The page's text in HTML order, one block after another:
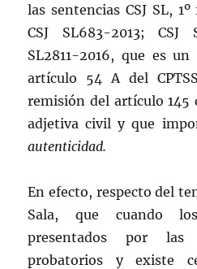
las sentencias CSJ SL,
CSJ SL683-2013; CSJ
SL2811-2016, que es
artículo 54 A del
remisión del artículo 145
adjetiva civil y que
autenticidad.
En efecto, respecto del
Sala, que cuando
presentados por
probatorios y existe